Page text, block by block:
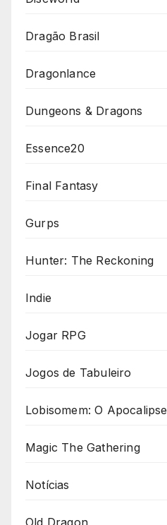
Dragão Brasil
Dragonlance
Dungeons & Dragons
Essence20
Final Fantasy
Gurps
Hunter: The Reckoning
Indie
Jogar RPG
Jogos de Tabuleiro
Lobisomem: O Apocalipse
Magic The Gathering
Notícias
Old Dragon